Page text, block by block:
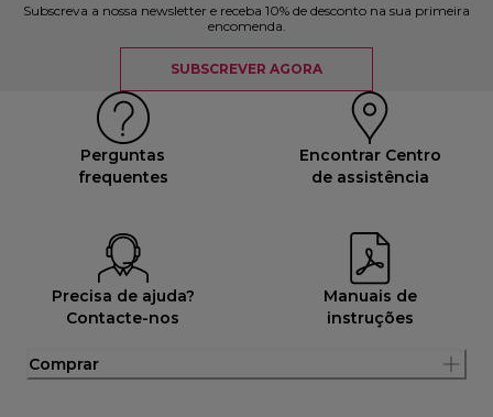
Subscreva a nossa newsletter e receba 10% de desconto na sua primeira
encomenda.
SUBSCREVER AGORA
Perguntas
frequentes
Encontrar Centro
de assistência
Precisa de ajuda?
Contacte-nos
Manuais de
instruções
Comprar